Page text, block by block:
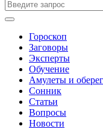
Гороскоп
Заговоры
Эксперты
Обучение
Амулеты и
Сонник
Статьи
Вопросы
Новости